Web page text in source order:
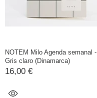
NOTEM Milo Agenda semanal -
Gris claro (Dinamarca)
16,00 €